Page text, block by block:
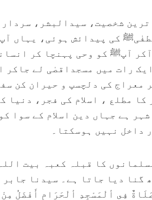
شخصیت، سیدالبشر،
کی پیدائش ہوئی، یہاں
آکر آپﷺ کو وحی پہنچا کر
رات میں مسجداقصٰی لے جاکر
معراج کی دلچسپ و حیران کن
مطلع ، اسلام کی فجر، دنیا
ہے جہاں دین اسلام کے سوا
داخل نہیں ہوسکتا۔
کا قبلہ کعبہ بیت
گنا دیا جاتا ہے۔ سیدنا
فِى ألْمَسْجِدِ ألْحَرَامِ أَفْضَلُ مِنْ